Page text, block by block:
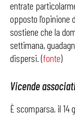
entrate
opposto l’opinione
sostiene che la
settimana,
dispersi. (fonte)
Vicende
È scomparsa, il 14